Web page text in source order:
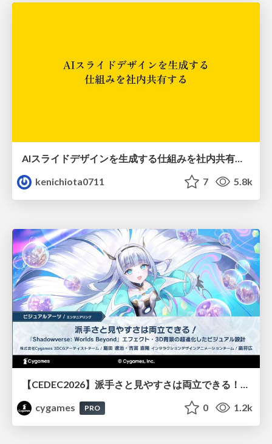
AIスライドデザインを生成する仕組みを社内共有する
kenichiota0711
7 5.8k
【CEDEC2026】派手さと見やすさは両立できる！『Shadowverse: Worlds Beyond』エフェクト・3D背景の超進化したビジュアル設計
cygames
PRO 0 1.2k